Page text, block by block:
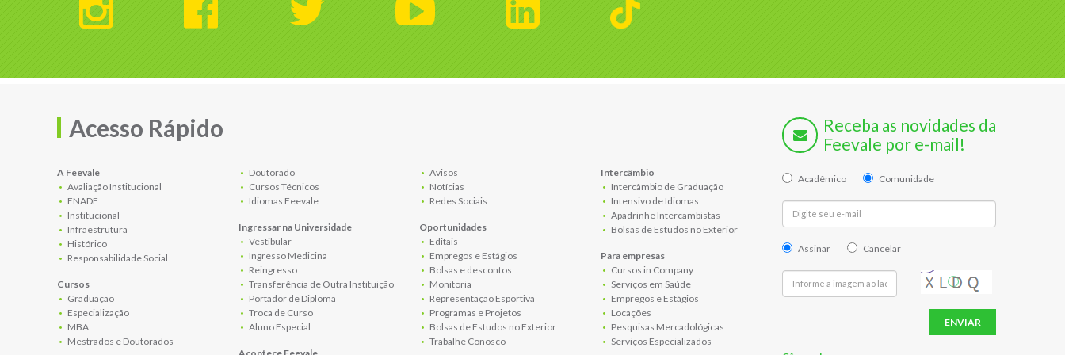
Acesso Rápido
A Feevale
Avaliação Institucional
ENADE
Institucional
Infraestrutura
Histórico
Responsabilidade Social
Cursos
Graduação
Especialização
MBA
Mestrados e Doutorados
Doutorado
Cursos Técnicos
Idiomas Feevale
Ingressar na Universidade
Vestibular
Ingresso Medicina
Reingresso
Transferência de Outra Instituição
Portador de Diploma
Troca de Curso
Aluno Especial
Avisos
Notícias
Redes Sociais
Oportunidades
Editais
Empregos e Estágios
Bolsas e descontos
Monitoria
Representação Esportiva
Programas e Projetos
Bolsas de Estudos no Exterior
Trabalhe Conosco
Intercâmbio
Intercâmbio de Graduação
Intensivo de Idiomas
Apadrinhe Intercambistas
Bolsas de Estudos no Exterior
Para empresas
Cursos in Company
Serviços em Saúde
Empregos e Estágios
Locações
Pesquisas Mercadológicas
Serviços Especializados
Receba as novidades da
Feevale por e-mail!
Acadêmico Comunidade
Assinar Cancelar
ENVIAR